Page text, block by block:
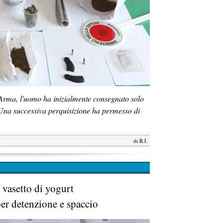
l'uomo ha inizialmente consegnato solo
successiva perquisizione ha permesso di
di R.I.
di yogurt
detenzione e spaccio